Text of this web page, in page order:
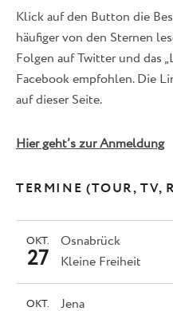
Klick auf den Button die
häufiger von den Sternen
Folgen auf Twitter und das
Facebook empfohlen. Die
auf dieser Seite.
Hier geht’s zur Anmeldung
TERMINE (TOUR, TV,
Osnabrück
OKT.
27 Kleine Freiheit
Jena
OKT.